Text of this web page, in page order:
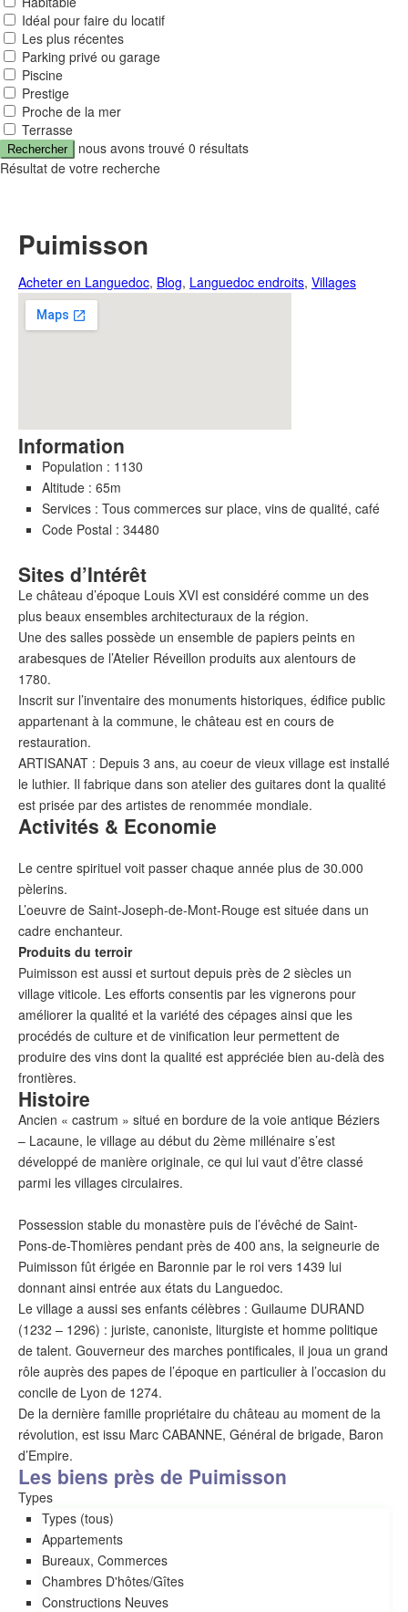
Idéal pour faire du locatif
Les plus récentes
Parking privé ou garage
Piscine
Prestige
Proche de la mer
Terrasse
Rechercher nous avons trouvé 0 résultats
Résultat de votre recherche
Puimisson
Acheter en Languedoc, Blog, Languedoc endroits, Villages
Information
Population : 1130
Altitude : 65m
Services : Tous commerces sur place, vins de qualité, café
Code Postal : 34480
Sites d’Intérêt
Le château d’époque Louis XVI est considéré comme un des
plus beaux ensembles architecturaux de la région.
Une des salles possède un ensemble de papiers peints en
arabesques de l’Atelier Réveillon produits aux alentours de
1780.
Inscrit sur l’inventaire des monuments historiques, édifice public
appartenant à la commune, le château est en cours de
restauration.
ARTISANAT : Depuis 3 ans, au coeur de vieux village est installé
le luthier. Il fabrique dans son atelier des guitares dont la qualité
est prisée par des artistes de renommée mondiale.
Activités & Economie
Le centre spirituel voit passer chaque année plus de 30.000
pèlerins.
L’oeuvre de Saint-Joseph-de-Mont-Rouge est située dans un
cadre enchanteur.
Produits du terroir
Puimisson est aussi et surtout depuis près de 2 siècles un
village viticole. Les efforts consentis par les vignerons pour
améliorer la qualité et la variété des cépages ainsi que les
procédés de culture et de vinification leur permettent de
produire des vins dont la qualité est appréciée bien au-delà des
frontières.
Histoire
Ancien « castrum » situé en bordure de la voie antique Béziers
– Lacaune, le village au début du 2ème millénaire s’est
développé de manière originale, ce qui lui vaut d’être classé
parmi les villages circulaires.
Possession stable du monastère puis de l’évêché de Saint-
Pons-de-Thomières pendant près de 400 ans, la seigneurie de
Puimisson fût érigée en Baronnie par le roi vers 1439 lui
donnant ainsi entrée aux états du Languedoc.
Le village a aussi ses enfants célèbres : Guilaume DURAND
(1232 – 1296) : juriste, canoniste, liturgiste et homme politique
de talent. Gouverneur des marches pontificales, il joua un grand
rôle auprès des papes de l’époque en particulier à l’occasion du
concile de Lyon de 1274.
De la dernière famille propriétaire du château au moment de la
révolution, est issu Marc CABANNE, Général de brigade, Baron
d’Empire.
Les biens près de Puimisson
Types
Types (tous)
Appartements
Bureaux, Commerces
Chambres D'hôtes/Gîtes
Constructions Neuves